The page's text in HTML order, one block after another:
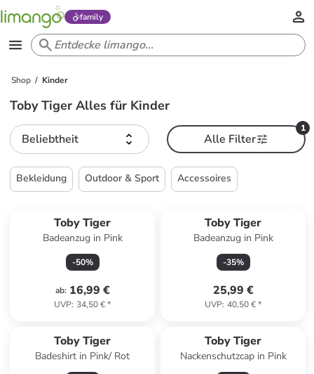
family
Shop Kinder
Toby Tiger Alles für Kinder
Beliebtheit
1
Alle Filter
Bekleidung Outdoor & Sport Accessoires
Toby Tiger
Badeanzug in Pink
-50%
ab: 16,99 €
UVP: 34,50 €*
Toby Tiger
Badeanzug in Pink
-35%
25,99 €
UVP: 40,50 €*
Toby Tiger
Badeshirt in Pink/ Rot
Toby Tiger
Nackenschutzcap in Pink